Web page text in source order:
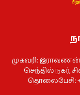
முகவரி: இராவணன்
செந்தில் நகர்,
தொலைபேசி: